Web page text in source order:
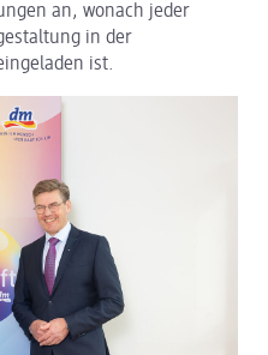
an, wonach jeder
in der
ist.